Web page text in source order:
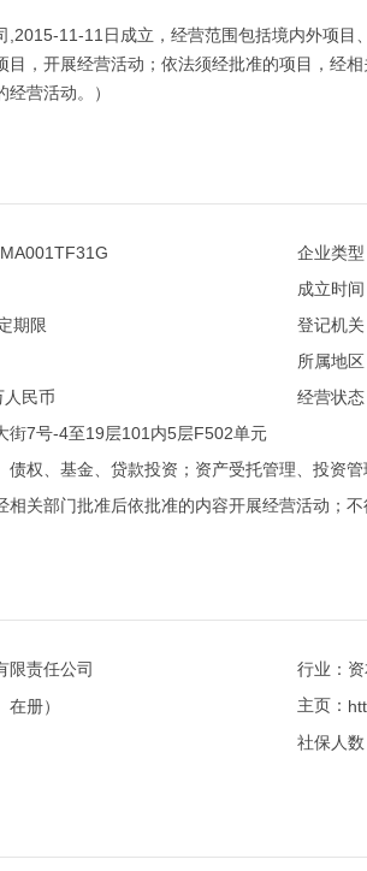
11-11日成立，经营范围包括境内外项目
目，开展经营活动；依法须经批准的项目，经
营活动。）
企业类型
成立时间
期限 登记机关
所属地区
民币 经营状态
街7号-4至19层101内5层F502单元
债权、基金、贷款投资；资产受托管理、投资
相关部门批准后依批准的内容开展经营活动；
限责任公司 行业：
册） 主页：
社保人数